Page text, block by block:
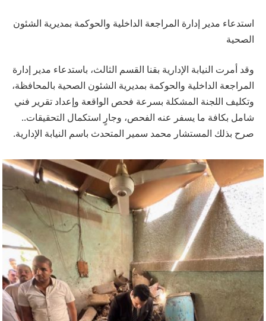
استدعاء مدير إدارة المراجعة الداخلية والحوكمة بمديرية الشئون
الصحية
وقد أمرت النيابة الإدارية بقنا القسم الثالث، باستدعاء مدير إدارة
المراجعة الداخلية والحوكمة بمديرية الشئون الصحية بالمحافظة،
وتكليف اللجنة المشكلة بسرعة فحص الواقعة وإعداد تقرير فني
شامل بكافة ما يسفر عنه الفحص، وجارٍ استكمال التحقيقات..
صرح بذلك المستشار محمد سمير المتحدث باسم النيابة الإدارية.